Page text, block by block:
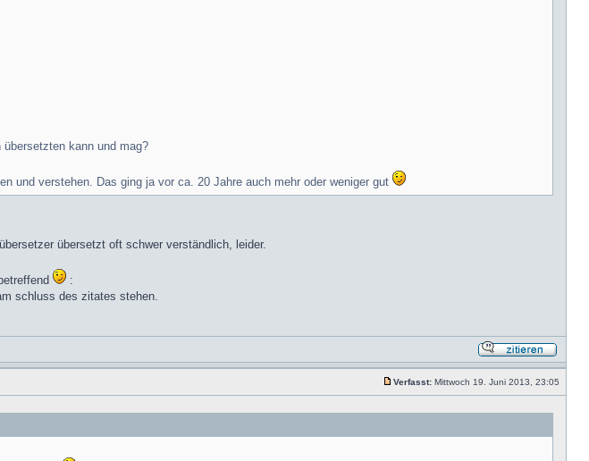
kann und mag?
und verstehen. Das ging ja vor ca. 20 Jahre auch mehr oder weniger gut
übersetzt oft schwer verständlich, leider.
:
schluss des zitates stehen.
Verfasst: Mittwoch 19. Juni 2013, 23:05